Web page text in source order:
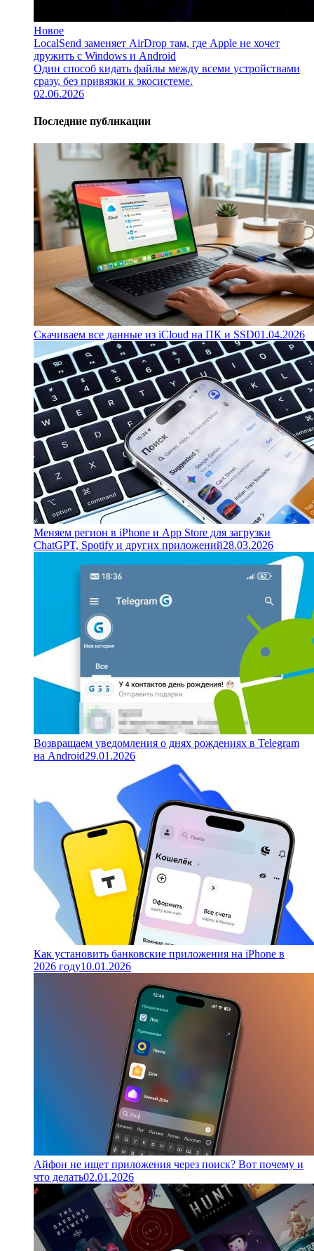
Новое
LocalSend заменяет AirDrop там, где Apple не хочет
дружить с Windows и Android
Один способ кидать файлы между всеми устройствами
сразу, без привязки к экосистеме.
02.06.2026
Последние публикации
Скачиваем все данные из iCloud на ПК и SSD01.04.2026
Меняем регион в iPhone и App Store для загрузки
ChatGPT, Spotify и других приложений28.03.2026
Возвращаем уведомления о днях рождениях в Telegram
на Android29.01.2026
Как установить банковские приложения на iPhone в
2026 году10.01.2026
Айфон не ищет приложения через поиск? Вот почему и
что делать02.01.2026